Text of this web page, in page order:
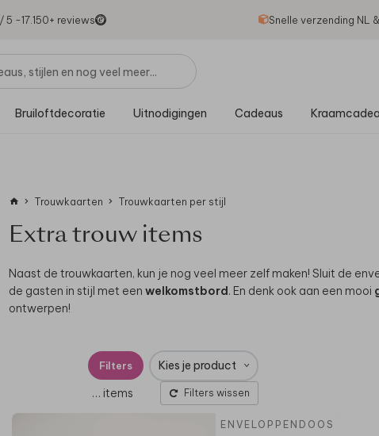
/ 5 -17.150+ reviews Snelle verzending NL
Bruiloftdecoratie Uitnodigingen Cadeaus
Trouwkaarten Trouwkaarten per stijl
Extra trouw items
Naast de trouwkaarten, kun je nog veel meer zelf maken! Sluit de
de gasten in stijl met eenwelkomstbord. En denk ook aan een mooi
ontwerpen!
Filters
Kies je product
… items Filters wissen
ENVELOPPENDOOS